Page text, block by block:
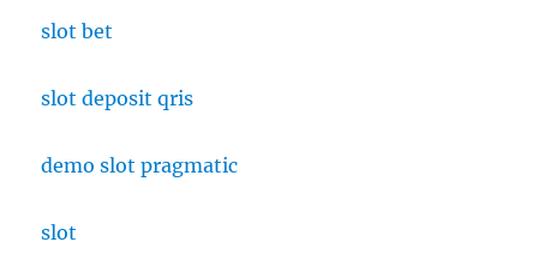
slot bet
slot deposit qris
demo slot pragmatic
slot